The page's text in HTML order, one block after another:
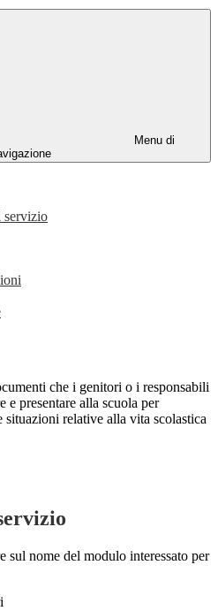
Menu di
servizio
che i genitori o i responsabili
presentare alla scuola per
relative alla vita scolastica
sul nome del modulo interessato per